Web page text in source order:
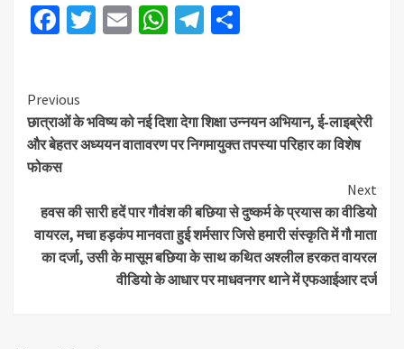
Facebook
Twitter
EmailWhatsApp
Telegram
Previous
छात्राओं के भविष्य को नई दिशा देगा शिक्षा उन्नयन अभियान, ई-लाइब्रेरी
और बेहतर अध्ययन वातावरण पर निगमायुक्त तपस्या परिहार का विशेष
फोकस
Next
हवस की सारी हदें पार गौवंश की बछिया से दुष्कर्म के प्रयास का वीडियो
वायरल, मचा हड़कंप मानवता हुई शर्मसार जिसे हमारी संस्कृति में गौ माता
का दर्जा, उसी के मासूम बछिया के साथ कथित अश्लील हरकत वायरल
वीडियो के आधार पर माधवनगर थाने में एफआईआर दर्ज